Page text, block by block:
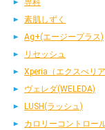
専科
素肌しずく
Ag+(エージープラス)
リセッシュ
Xperia（エクスぺリア
ヴェレダ(WELEDA)
LUSH(ラッシュ)
カロリーコントロー